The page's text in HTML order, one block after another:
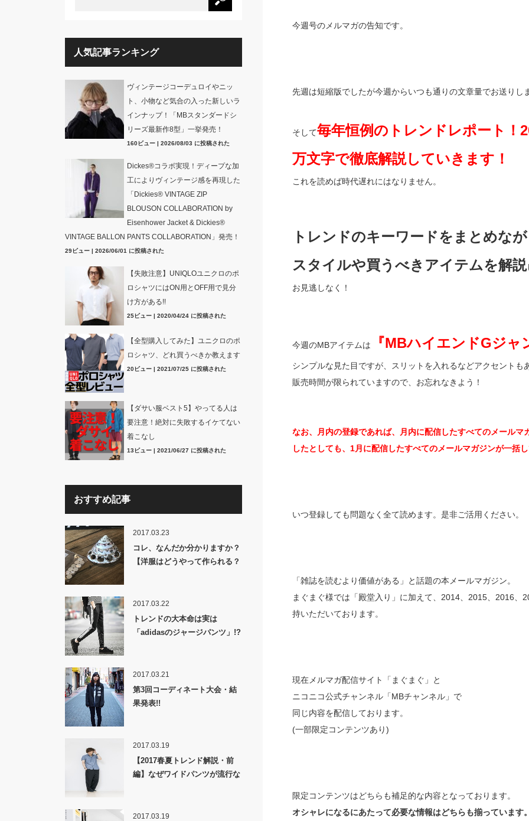
今週号のメルマガの告知です。
先週は短縮版でしたが今週からいつも通りの文章量でお送りし
そして毎年恒例のトレンドレポート！
万文字で徹底解説していきます！
これを読めば時代遅れにはなりません。
トレンドのキーワードをまとめな
スタイルや買うべきアイテムを解説
お見逃しなく！
今週のMBアイテムは 『MBハイエンドGジャ
シンプルな見た目ですが、スリットを入れるなどアクセントも
販売時間が限られていますので、お忘れなきよう！
なお、月内の登録であれば、月内に配信したすべてのメール
したとしても、1月に配信したすべてのメールマガジンが一括
いつ登録しても問題なく全て読めます。是非ご活用ください。
「雑誌を読むより価値がある」と話題の本メールマガジン。
まぐまぐ様では「殿堂入り」に加えて、2014、2015、2016、
持いただいております。
現在メルマガ配信サイト「まぐまぐ」と
ニコニコ公式チャンネル「MBチャンネル」で
同じ内容を配信しております。
(一部限定コンテンツあり)
限定コンテンツはどちらも補足的な内容となっております。
オシャレになるにあたって必要な情報はどちらも揃っています
人気記事ランキング
ヴィンテージコーデュロイやニッ
ト、小物など気合の入った新しいラ
インナップ！「MBスタンダードシ
リーズ最新作8型」一挙発売！
160ビュー| 2026/08/03 に投稿された
Dickes®コラボ実現！ディープな加
工によりヴィンテージ感を再現した
「Dickies® VINTAGE ZIP
BLOUSON COLLABORATION by
Eisenhower Jacket & Dickies®
VINTAGE BALLON PANTS COLLABORATION」発売！
29ビュー| 2026/06/01 に投稿された
【失敗注意】UNIQLOユニクロのポ
ロシャツにはON用とOFF用で見分
け方がある!!
25ビュー| 2020/04/24 に投稿された
【全型購入してみた】ユニクロのポ
ロシャツ、どれ買うべきか教えます
20ビュー| 2021/07/25 に投稿された
【ダサい服ベスト5】やってる人は
要注意！絶対に失敗するイケてない
着こなし
13ビュー| 2021/06/27 に投稿された
おすすめ記事
2017.03.23
コレ、なんだか分かりますか？
【洋服はどうやって作られる？
2017.03.22
トレンドの大本命は実は
「adidasのジャージパンツ」!?
2017.03.21
第3回コーディネート大会・結
果発表!!
2017.03.19
【2017春夏トレンド解説・前
編】なぜワイドパンツが流行な
2017.03.19